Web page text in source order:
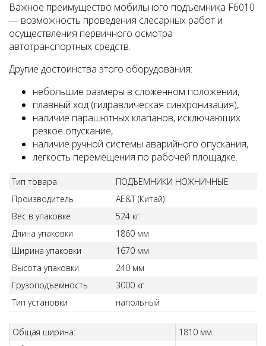
Важное преимущество мобильного подъемника F6010
— возможность проведения слесарных работ и
осуществления первичного осмотра
автотранспортных средств.
Другие достоинства этого оборудования:
небольшие размеры в сложенном положении,
плавный ход (гидравлическая синхронизация),
наличие парашютных клапанов, исключающих
резкое опускание,
наличие ручной системы аварийного опускания,
легкость перемещения по рабочей площадке.
Тип товара
ПОДЪЕМНИКИ НОЖНИЧНЫЕ
Производитель
AE&T (Китай)
Вес в упаковке
524 кг
Длина упаковки
1860 мм
Ширина упаковки
1670 мм
Высота упаковки
240 мм
Грузоподъемность
3000 кг
Тип установки
напольный
Общая ширина:
1810 мм